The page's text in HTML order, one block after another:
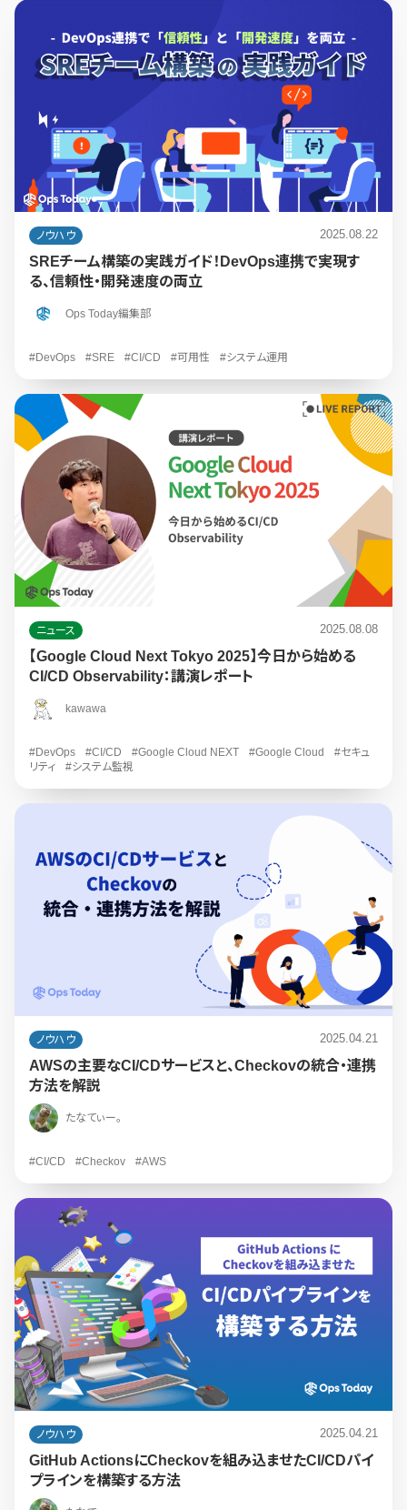
ノウハウ 2025.08.22
SREチーム構築の実践ガイド！DevOps連携で実現す
る、信頼性・開発速度の両立
Ops Today編集部
#DevOps #SRE #CI/CD #可用性 #システム運用
ニュース 2025.08.08
【Google Cloud Next Tokyo 2025】今日から始める
CI/CD Observability：講演レポート
kawawa
#DevOps #CI/CD #Google Cloud NEXT #Google Cloud
#セキュ
リティ
#システム監視
ノウハウ 2025.04.21
AWSの主要なCI/CDサービスと、Checkovの統合・連携
方法を解説
たなてぃー。
#CI/CD #Checkov #AWS
ノウハウ 2025.04.21
GitHub ActionsにCheckovを組み込ませたCI/CDパイ
プラインを構築する方法